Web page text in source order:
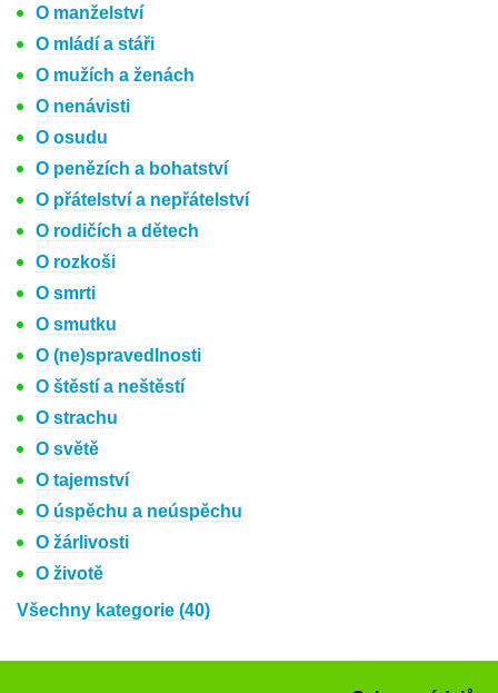
O manželství
O mládí a stáři
O mužích a ženách
O nenávisti
O osudu
O penězích a bohatství
O přátelství a nepřátelství
O rodičích a dětech
O rozkoši
O smrti
O smutku
O (ne)spravedlnosti
O štěstí a neštěstí
O strachu
O světě
O tajemství
O úspěchu a neúspěchu
O žárlivosti
O životě
Všechny kategorie (40)